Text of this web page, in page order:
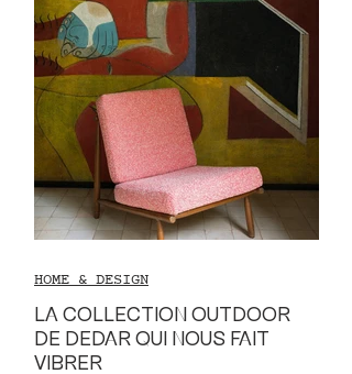
LA COLLECTION OUTDOOR
DE DEDAR QUI NOUS FAIT
VIBRER
HOME & DESIGN